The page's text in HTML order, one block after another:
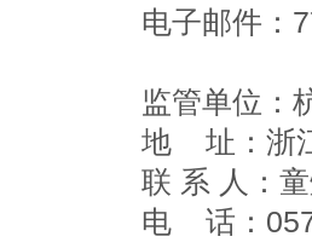
电子邮件：
监管单位：
地 址：浙
联 系 人：
电 话：